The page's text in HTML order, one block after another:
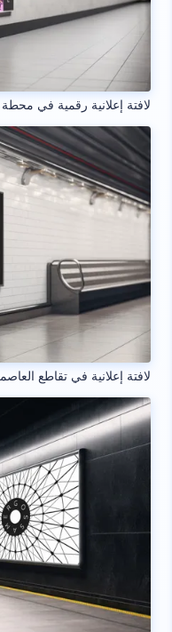
لافتة إعلانية رقمية في
لافتة إعلانية في تقاطع